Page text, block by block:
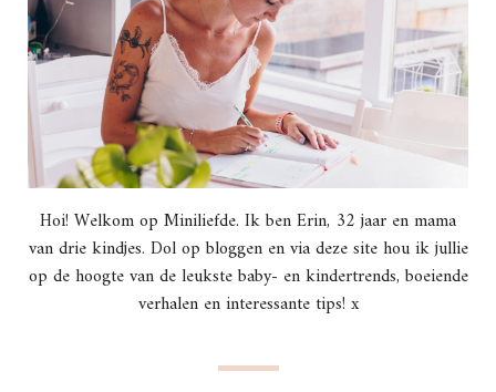
Hoi! Welkom op Miniliefde. Ik ben Erin, 32 jaar en mama
van drie kindjes. Dol op bloggen en via deze site hou ik jullie
op de hoogte van de leukste baby- en kindertrends, boeiende
verhalen en interessante tips! x